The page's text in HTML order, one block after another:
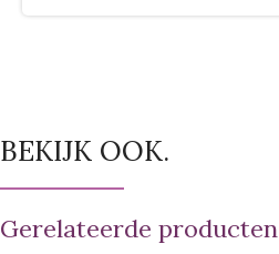
BEKIJK OOK.
Gerelateerde producten